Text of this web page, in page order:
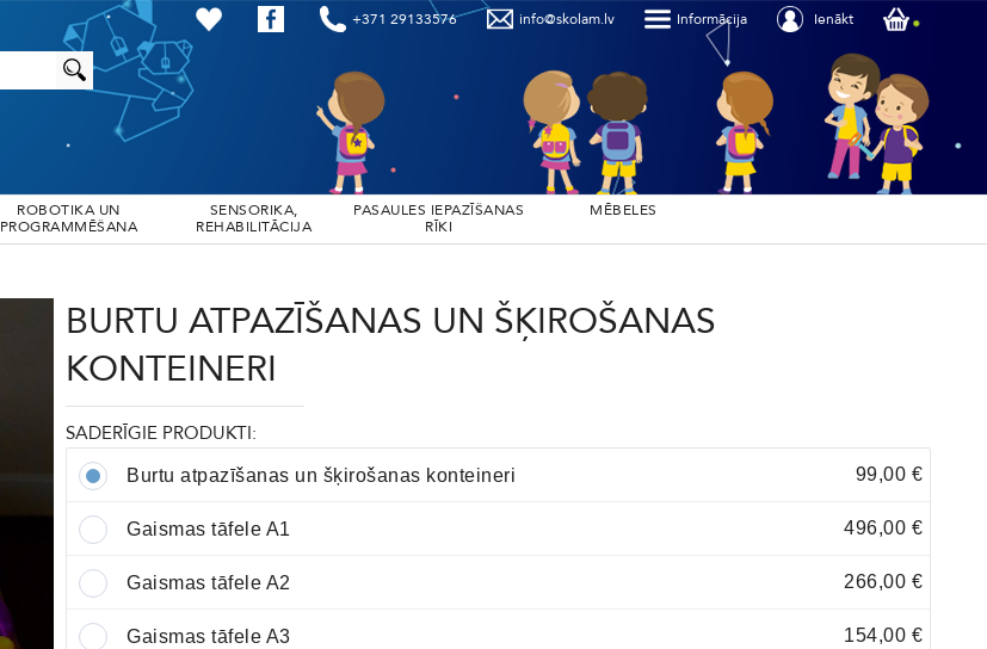
+371 29133576 info@skolam.lv Informācija Ienākt
ROBOTIKA UN
PROGRAMMĒŠANA
SENSORIKA,
REHABILITĀCIJA
PASAULES IEPAZĪŠANAS
RĪKI
MĒBELES
BURTU ATPAZĪŠANAS UN ŠĶIROŠANAS
KONTEINERI
SADERĪGIE PRODUKTI:
Burtu atpazīšanas un šķirošanas konteineri 99,00 €
Gaismas tāfele A1 496,00 €
Gaismas tāfele A2 266,00 €
Gaismas tāfele A3 154,00 €